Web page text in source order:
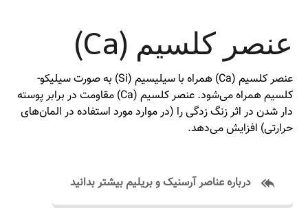
عنصر کلسیم (Ca)
عنصر کلسیم (Ca) همراه با سیلیسیم (Si) به صورت سیلیکو-
کلسیم همراه می‌شود. عنصر کلسیم (Ca) مقاومت در برابر پوسته
دار شدن در اثر زنگ زدگی را (در موارد مورد استفاده در المان‌های
حرارتی) افزایش می‌دهد.
درباره عناصر آرسنیک و بریلیم بیشتر بدانید